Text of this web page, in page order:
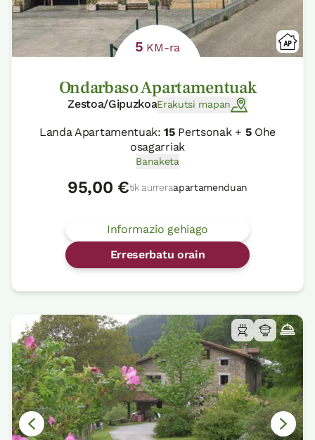
5 KM-ra
Ondarbaso Apartamentuak
Zestoa/GipuzkoaErakutsi mapan
Landa Apartamentuak:15Pertsonak + 5Ohe
osagarriak
Banaketa
95,00 €tik aurreraapartamenduan
Informazio gehiago
Erreserbatu orain